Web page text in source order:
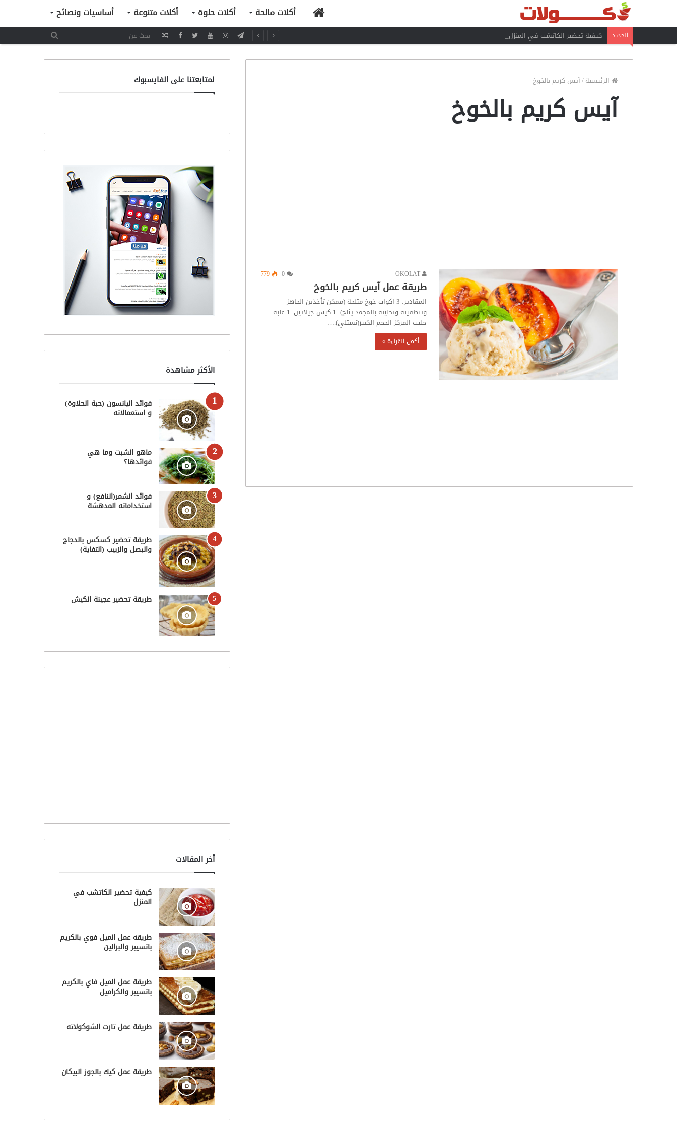
الرئيسيةأكلات مالحة أكلات حلوة أكلات متنوعة أساسيات ونصائح
الجديد كيفية تحضير الكاتشب في المنزل
مقال
الرئيسية/آيس كريم بالخوخ
آيس كريم بالخوخ
779
طريقة عمل آيس كريم بالخوخ
المقادير: 3 اكواب خوخ مثلجة (ممكن تأخذين الجاهز
وتنظفينه وتخلينه بالمجمد يثلج). 1 كيس جيلاتين. 1 علبة
حليب المركز الحجم الكبير(نستلي).…
أكمل القراءة »
لمتابعتنا على الفايسبوك
الأكثر مشاهدة
فوائد اليانسون (حبة الحلاوة)
و استعمالاته
ماهو الشبت وما هي
فوائدها؟
فوائد الشمر(النافع) و
استخداماته المدهشة
طريقة تحضير كسكس بالدجاج
والبصل والزبيب (التفاية)
طريقة تحضير عجينة الكيش
أخر المقالات
كيفية تحضير الكاتشب في
المنزل
طريقه عمل الميل فوي بالكريم
باتسيير والبرالين
طريقة عمل الميل فاي بالكريم
باتسيير والكراميل
طريقة عمل تارت الشوكولاته
طريقة عمل كيك بالجوز البيكان